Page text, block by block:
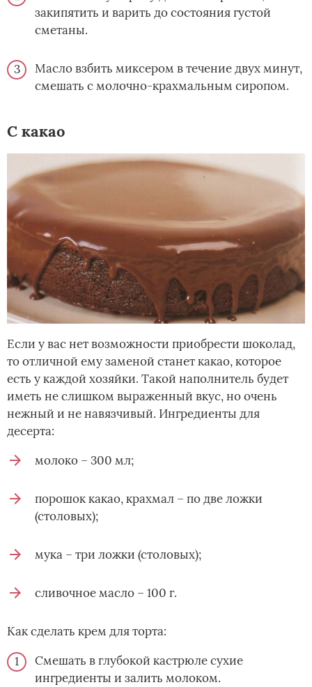
закипятить и варить до состояния густой
сметаны.
Масло взбить миксером в течение двух минут,
смешать с молочно-крахмальным сиропом.
С какао
Если у вас нет возможности приобрести шоколад,
то отличной ему заменой станет какао, которое
есть у каждой хозяйки. Такой наполнитель будет
иметь не слишком выраженный вкус, но очень
нежный и не навязчивый. Ингредиенты для
десерта:
молоко – 300 мл;
порошок какао, крахмал – по две ложки
(столовых);
мука – три ложки (столовых);
сливочное масло – 100 г.
Как сделать крем для торта:
Смешать в глубокой кастрюле сухие
ингредиенты и залить молоком.